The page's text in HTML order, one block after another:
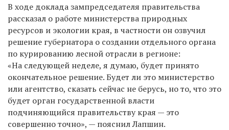
В ходе доклада зампредседателя правительства
рассказал о работе министерства природных
ресурсов и экологии края, в частности он озвучил
решение губернатора о создании отдельного органа
по курированию лесной отрасли в регионе:
«На следующей неделе, я думаю, будет принято
окончательное решение. Будет ли это министерство
или агентство, сказать сейчас не берусь, но то, что это
будет орган государственной власти
подчиняющийся правительству края — это
совершенно точно», — пояснил Лапшин.